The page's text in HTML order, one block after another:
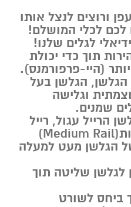
ורוצים לנצל אותו
לכם לכלי המושלם!
תוך כדי יכולת
(היי-פרפורמנס).
הגלשן, הגלשן בעל
וגלישה
שמנים.
הרייל עגול, רייל
המאפשר פניות בקלילות(Medium Rail)
הגלשן מעט למעלה
לגלשן שליטה תוך
ביחס לשורט